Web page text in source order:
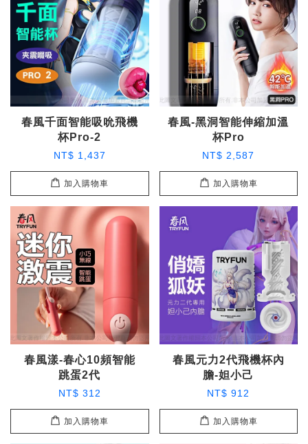
春風千面智能吸吮飛機
杯Pro-2
NT$ 1,437
加入購物車
春風-黑洞智能伸縮加溫
杯Pro
NT$ 2,587
加入購物車
春風漾-春心10頻智能
跳蛋2代
NT$ 312
加入購物車
春風元力2代飛機杯內
膽-妲小己
NT$ 912
加入購物車